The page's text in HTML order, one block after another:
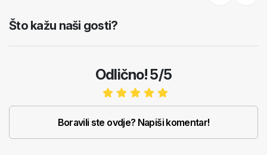
Što kažu naši gosti?
Odlično! 5/5
Boravili ste ovdje? Napiši komentar!